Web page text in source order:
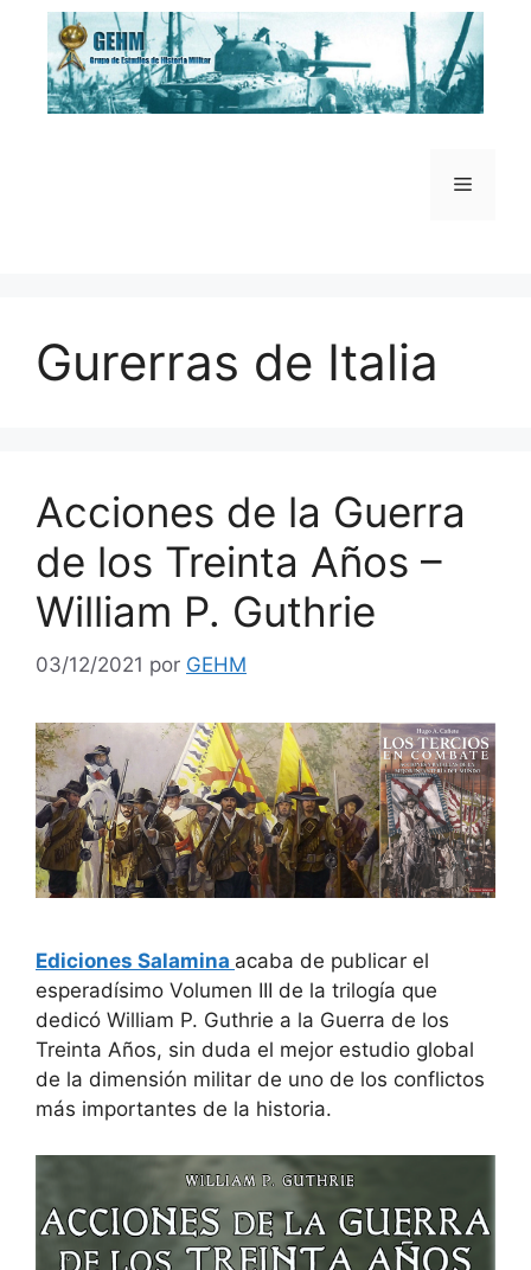
Saltar
contenido
Menú
Gurerras de Italia
Acciones de la Guerra
de los Treinta Años –
William P. Guthrie
03/12/2021 por GEHM
Ediciones Salamina acaba de publicar el
esperadísimo Volumen III de la trilogía que
dedicó William P. Guthrie a la Guerra de los
Treinta Años, sin duda el mejor estudio global
de la dimensión militar de uno de los conflictos
más importantes de la historia.